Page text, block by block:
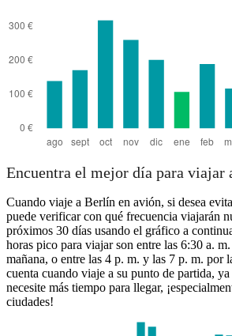
Encuentra el mejor día para viajar
Cuando viaje a Berlín en avión, si desea
puede verificar con qué frecuencia viajarán
próximos 30 días usando el gráfico a
horas pico para viajar son entre las 6:30 a.
mañana, o entre las 4 p. m. y las 7 p. m. por
cuenta cuando viaje a su punto de partida,
necesite más tiempo para llegar,
ciudades!